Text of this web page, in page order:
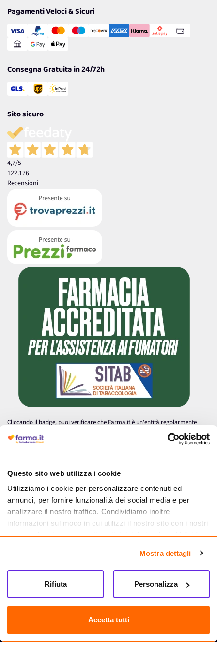
Questo sito web utilizza i cookie
Utilizziamo i cookie per personalizzare contenuti ed
annunci, per fornire funzionalità dei social media e per
analizzare il nostro traffico. Condividiamo inoltre
informazioni sul modo in cui utilizzi il nostro sito con i nostri
partner che si occupano di analisi dei dati web, pubblicità e
informazioni che hai fornito loro o che hanno raccolto dal
tuo utilizzo dei loro servizi.
Mostra dettagli
Accetta tutti
Personalizza
Rifiuta
Cookie Policy
Gestisci Cookie
Reso Facile e Veloce
Pagamenti Veloci & Sicuri
Consegna Gratuita in 24/72h
Sito sicuro
4,7/5
122.176
Recensioni
Cliccando il badge, puoi verificare che Farma.it è un'entità regolarmente
autorizzata dal Ministero della Salute a effettuare la vendita online di
medicinali.
Farma.it S.a.s. P. IVA 07417261216 REA: NA-884088
CREDITS
Sede legale Via delle Repubbliche Marinare 128, 80147 Napoli